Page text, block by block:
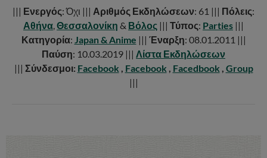
||| Ενεργός: Όχι ||| Αριθμός Εκδηλώσεων: 61 ||| Πόλεις:
Αθήνα,Θεσσαλονίκη & Βόλος ||| Τύπος: Parties |||
Κατηγορία: Japan & Anime ||| Έναρξη: 08.01.2011 |||
Παύση: 10.03.2019 ||| Λίστα Εκδηλώσεων
||| Σύνδεσμοι: Facebook , Facebook , Facedbook , Group
|||